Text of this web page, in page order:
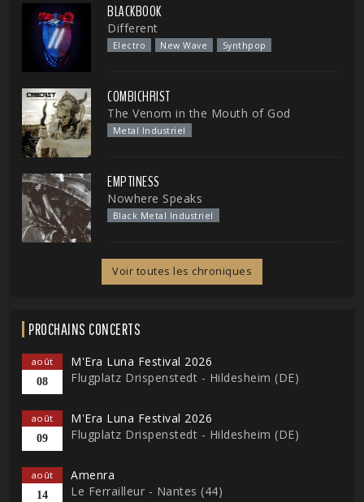
BLACKBOOK
Different
Electro New Wave Synthpop
COMBICHRIST
The Venom in the Mouth of God
Metal Industriel
EMPTINESS
Nowhere Speaks
Black Metal Industriel
Voir toutes les chroniques
PROCHAINS CONCERTS
août
08
M'Era Luna Festival 2026
Flugplatz Drispenstedt - Hildesheim (DE)
août
09
M'Era Luna Festival 2026
Flugplatz Drispenstedt - Hildesheim (DE)
août
14
Amenra
Le Ferrailleur - Nantes (44)